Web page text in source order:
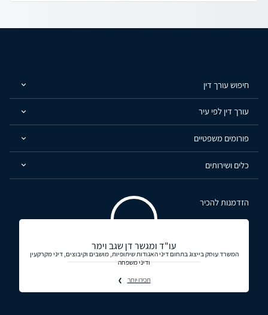
חיפוש עורך דין
עורך דין לפי עיר
פורומים משפטיים
כלים ושירותים
הזדמנות להכיר
עו"ד ומגשר דן שגב וימר
המשרד עוסק בייצוג בתחום דיני האגודות שיתופיות, מושבים וקיבוצים, דיני מקרקעין
ודיני משפחה
תכירו יותר